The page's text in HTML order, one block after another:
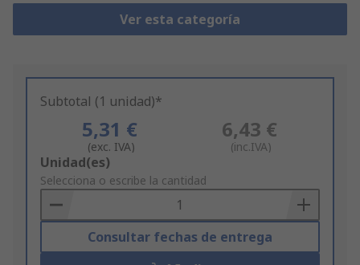
Ver esta categoría
Subtotal (1 unidad)*
5,31 €
(exc. IVA)
6,43 €
(inc.IVA)
Add
to
Basket
Unidad(es)
Selecciona o escribe la cantidad
Consultar fechas de entrega